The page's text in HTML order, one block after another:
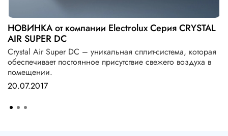
НОВИНКА от компании Electrolux Серия CRYSTAL
AIR SUPER DC
Crystal Air Super DC – уникальная сплит-система, которая
обеспечивает постоянное присутствие свежего воздуха в
помещении.
20.07.2017